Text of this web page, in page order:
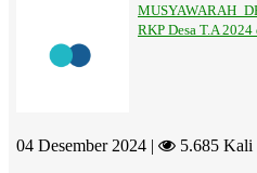
MUSYAWARAH
RKP Desa T.A
04 Desember 2024 | 5.685 Kali